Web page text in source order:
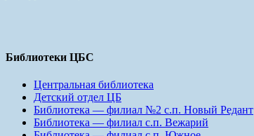
Библиотеки ЦБС
Центральная библиотека
Детский отдел ЦБ
Библиотека — филиал №2 с.п. Новый Редант
Библиотека — филиал с.п. Вежарий